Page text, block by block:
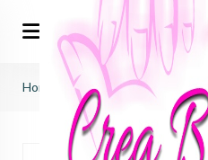
Home makear >gelpolish 8ml>